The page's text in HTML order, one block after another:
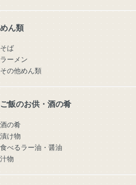
めん類
そば
ラーメン
その他めん類
ご飯のお供・酒の肴
酒の肴
漬け物
食べるラー油・醤油
汁物